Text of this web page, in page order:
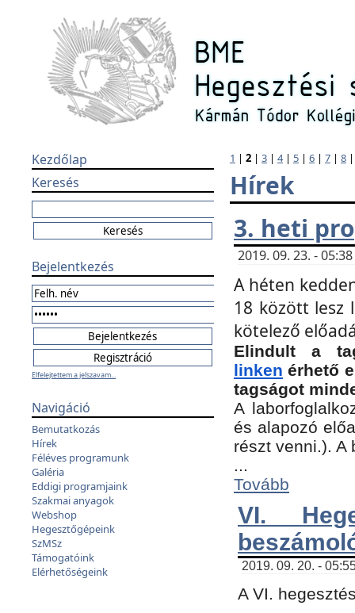
Kezdőlap
Keresés
Bejelentkezés
Elfelejtettem a jelszavam...
Navigáció
Bemutatkozás
Hírek
Féléves programunk
Galéria
Eddigi programjaink
Szakmai anyagok
Webshop
Hegesztőgépeink
SzMSz
Támogatóink
Elérhetőségeink
1 | 2 | 3 | 4| 5 | 6 | 7 | 8
Hírek
3. heti
2019. 09. 23. -
A héten
18 között lesz
kötelező
Elindult a
linken érhető
tagságot
A
és alapozó
részt venni.).
...
Tovább
VI.
2019. 09. 20. -
A VI.